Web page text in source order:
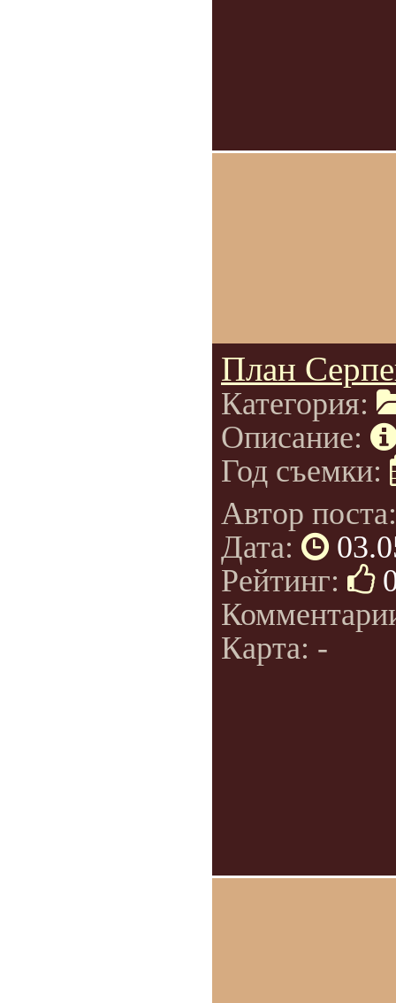
План
Категория:
Описание:
Год съемки:
Автор
Дата:
Рейтинг:
Карта: -